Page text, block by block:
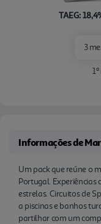
TAEG:
3
Informações de
Um pack que reúne o
Portugal. Experiências
estrelas. Circuitos de
a piscinas e banhos
partilhar com um